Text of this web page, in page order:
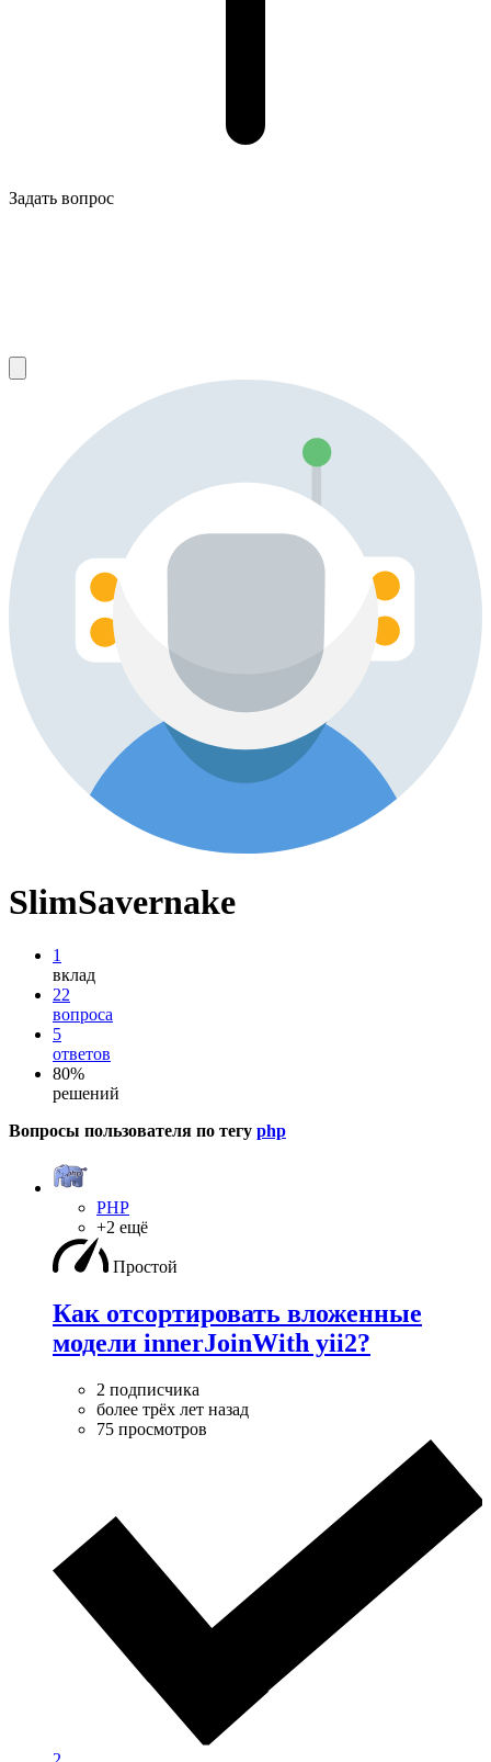
Задать вопрос
SlimSavernake
1
вклад
22
вопроса
5
ответов
80%
решений
Вопросы пользователя по тегу php
PHP
+2 ещё
Простой
Как отсортировать вложенные
модели innerJoinWith yii2?
2 подписчика
более трёх лет назад
75 просмотров